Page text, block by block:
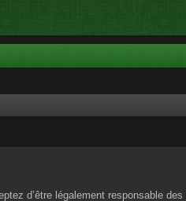
d’être légalement responsable